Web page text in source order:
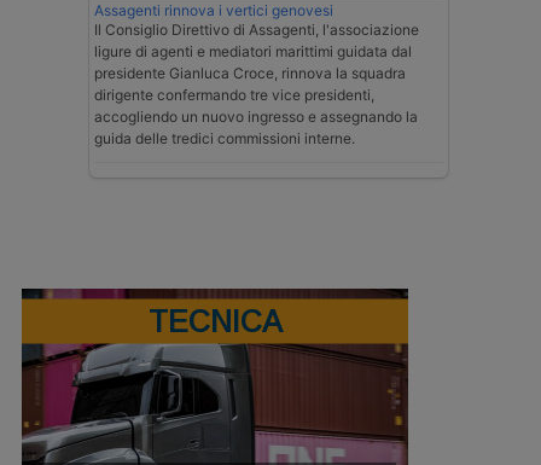
Assagenti rinnova i vertici genovesi
Il Consiglio Direttivo di Assagenti, l'associazione
ligure di agenti e mediatori marittimi guidata dal
presidente Gianluca Croce, rinnova la squadra
dirigente confermando tre vice presidenti,
accogliendo un nuovo ingresso e assegnando la
guida delle tredici commissioni interne.
TECNICA